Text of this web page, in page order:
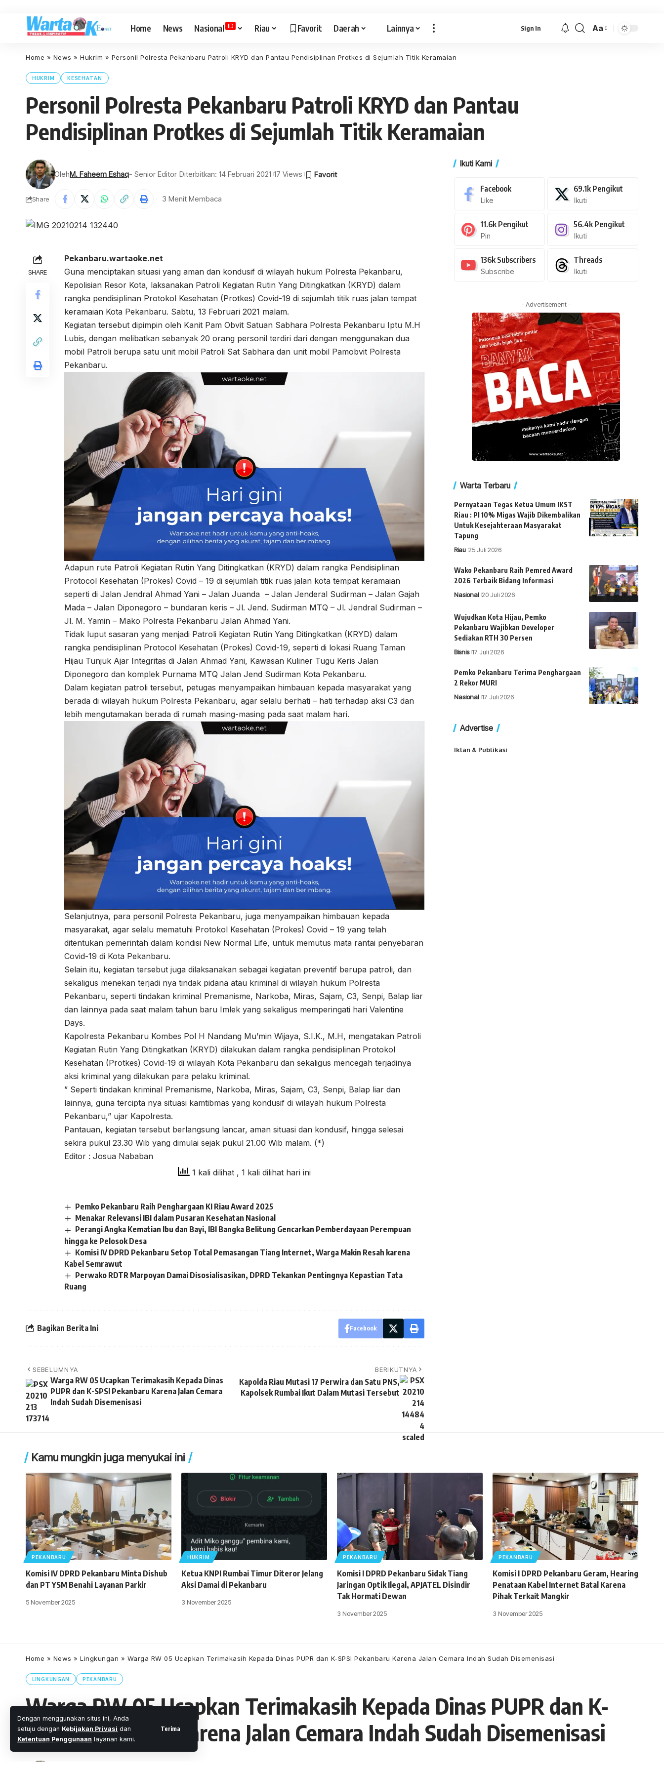
Dengan menggunakan situs ini, Anda
setuju dengan Kebijakan Privasi dan
Ketentuan Penggunaan layanan kami.
Terima
Home News Nasional ID Riau Favorit Daerah Lainnya Sign In
Font
Aa
Home » News » Hukrim » Personil Polresta Pekanbaru Patroli KRYD dan Pantau Pendisiplinan Protkes di Sejumlah Titik Keramaian
HUKRIM KESEHATAN
Personil Polresta Pekanbaru Patroli KRYD dan Pantau
Pendisiplinan Protkes di Sejumlah Titik Keramaian
OlehM. Faheem Eshaq- Senior Editor Diterbitkan: 14 Februari 2021 17 Views
Share 3 Menit Membaca
SHARE
Pekanbaru.wartaoke.net
Guna menciptakan situasi yang aman dan kondusif di wilayah hukum Polresta Pekanbaru,
Kepolisian Resor Kota, laksanakan Patroli Kegiatan Rutin Yang Ditingkatkan (KRYD) dalam
rangka pendisiplinan Protokol Kesehatan (Protkes) Covid-19 di sejumlah titik ruas jalan tempat
keramaian Kota Pekanbaru. Sabtu, 13 Februari 2021 malam.
Kegiatan tersebut dipimpin oleh Kanit Pam Obvit Satuan Sabhara Polresta Pekanbaru Iptu M.H
Lubis, dengan melibatkan sebanyak 20 orang personil terdiri dari dengan menggunakan dua
mobil Patroli berupa satu unit mobil Patroli Sat Sabhara dan unit mobil Pamobvit Polresta
Pekanbaru.
Adapun rute Patroli Kegiatan Rutin Yang Ditingkatkan (KRYD) dalam rangka Pendisiplinan
Protocol Kesehatan (Prokes) Covid – 19 di sejumlah titik ruas jalan kota tempat keramaian
seperti di Jalan Jendral Ahmad Yani – Jalan Juanda – Jalan Jenderal Sudirman – Jalan Gajah
Mada – Jalan Diponegoro – bundaran keris – Jl. Jend. Sudirman MTQ – Jl. Jendral Sudirman –
Jl. M. Yamin – Mako Polresta Pekanbaru Jalan Ahmad Yani.
Tidak luput sasaran yang menjadi Patroli Kegiatan Rutin Yang Ditingkatkan (KRYD) dalam
rangka pendisiplinan Protocol Kesehatan (Prokes) Covid-19, seperti di lokasi Ruang Taman
Hijau Tunjuk Ajar Integritas di Jalan Ahmad Yani, Kawasan Kuliner Tugu Keris Jalan
Diponegoro dan komplek Purnama MTQ Jalan Jend Sudirman Kota Pekanbaru.
Dalam kegiatan patroli tersebut, petugas menyampaikan himbauan kepada masyarakat yang
berada di wilayah hukum Polresta Pekanbaru, agar selalu berhati – hati terhadap aksi C3 dan
lebih mengutamakan berada di rumah masing-masing pada saat malam hari.
Selanjutnya, para personil Polresta Pekanbaru, juga menyampaikan himbauan kepada
masyarakat, agar selalu mematuhi Protokol Kesehatan (Prokes) Covid – 19 yang telah
ditentukan pemerintah dalam kondisi New Normal Life, untuk memutus mata rantai penyebaran
Covid-19 di Kota Pekanbaru.
Selain itu, kegiatan tersebut juga dilaksanakan sebagai kegiatan preventif berupa patroli, dan
sekaligus menekan terjadi nya tindak pidana atau kriminal di wilayah hukum Polresta
Pekanbaru, seperti tindakan kriminal Premanisme, Narkoba, Miras, Sajam, C3, Senpi, Balap liar
dan lainnya pada saat malam tahun baru Imlek yang sekaligus memperingati hari Valentine
Days.
Kapolresta Pekanbaru Kombes Pol H Nandang Mu’min Wijaya, S.I.K., M.H, mengatakan Patroli
Kegiatan Rutin Yang Ditingkatkan (KRYD) dilakukan dalam rangka pendisiplinan Protokol
Kesehatan (Protkes) Covid-19 di wilayah Kota Pekanbaru dan sekaligus mencegah terjadinya
aksi kriminal yang dilakukan para pelaku kriminal.
” Seperti tindakan kriminal Premanisme, Narkoba, Miras, Sajam, C3, Senpi, Balap liar dan
lainnya, guna tercipta nya situasi kamtibmas yang kondusif di wilayah hukum Polresta
Pekanbaru,” ujar Kapolresta.
Pantauan, kegiatan tersebut berlangsung lancar, aman situasi dan kondusif, hingga selesai
sekira pukul 23.30 Wib yang dimulai sejak pukul 21.00 Wib malam. (*)
Editor : Josua Nababan
1 kali dilihat , 1 kali dilihat hari ini
Pemko Pekanbaru Raih Penghargaan KI Riau Award 2025
Menakar Relevansi IBI dalam Pusaran Kesehatan Nasional
Perangi Angka Kematian Ibu dan Bayi, IBI Bangka Belitung Gencarkan Pemberdayaan Perempuan
hingga ke Pelosok Desa
Komisi IV DPRD Pekanbaru Setop Total Pemasangan Tiang Internet, Warga Makin Resah karena
Kabel Semrawut
Perwako RDTR Marpoyan Damai Disosialisasikan, DPRD Tekankan Pentingnya Kepastian Tata
Ruang
Bagikan Berita Ini Facebook
SEBELUMNYA
Warga RW 05 Ucapkan Terimakasih Kepada Dinas
PUPR dan K-SPSI Pekanbaru Karena Jalan Cemara
Indah Sudah Disemenisasi
BERIKUTNYA
Kapolda Riau Mutasi 17 Perwira dan Satu PNS,
Kapolsek Rumbai Ikut Dalam Mutasi Tersebut
Ikuti Kami
Facebook
Like
69.1k Pengikut
Ikuti
11.6k Pengikut
Pin
56.4k Pengikut
Ikuti
136k Subscribers
Subscribe
Threads
Ikuti
- Advertisement -
Warta Terbaru
Pernyataan Tegas Ketua Umum IKST
Riau : PI 10% Migas Wajib Dikembalikan
Untuk Kesejahteraan Masyarakat
Tapung
Riau 25 Juli 2026
Wako Pekanbaru Raih Pemred Award
2026 Terbaik Bidang Informasi
Nasional 20 Juli 2026
Wujudkan Kota Hijau, Pemko
Pekanbaru Wajibkan Developer
Sediakan RTH 30 Persen
Bisnis 17 Juli 2026
Pemko Pekanbaru Terima Penghargaan
2 Rekor MURI
Nasional 17 Juli 2026
Advertise
Iklan & Publikasi
Kamu mungkin juga menyukai ini
PEKANBARU
Komisi IV DPRD Pekanbaru Minta Dishub
dan PT YSM Benahi Layanan Parkir
5 November 2025
HUKRIM
Ketua KNPI Rumbai Timur Diteror Jelang
Aksi Damai di Pekanbaru
3 November 2025
PEKANBARU
Komisi I DPRD Pekanbaru Sidak Tiang
Jaringan Optik Ilegal, APJATEL Disindir
Tak Hormati Dewan
3 November 2025
PEKANBARU
Komisi I DPRD Pekanbaru Geram, Hearing
Penataan Kabel Internet Batal Karena
Pihak Terkait Mangkir
3 November 2025
Home » News » Lingkungan » Warga RW 05 Ucapkan Terimakasih Kepada Dinas PUPR dan K-SPSI Pekanbaru Karena Jalan Cemara Indah Sudah Disemenisasi
LINGKUNGAN PEKANBARU
Warga RW 05 Ucapkan Terimakasih Kepada Dinas PUPR dan K-
SPSI Pekanbaru Karena Jalan Cemara Indah Sudah Disemenisasi